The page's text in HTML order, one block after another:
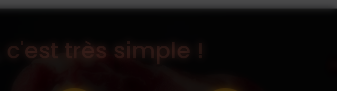
c'est très simple !